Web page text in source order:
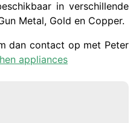
in verschillende
Metal, Gold en Copper.
dan contact op met Peter
appliances